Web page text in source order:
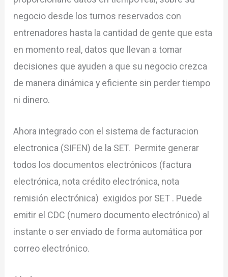
negocio desde los turnos reservados con
entrenadores hasta la cantidad de gente que esta
en momento real, datos que llevan a tomar
decisiones que ayuden a que su negocio crezca
de manera dinámica y eficiente sin perder tiempo
ni dinero.
Ahora integrado con el sistema de facturacion
electronica (SIFEN) de la SET. Permite generar
todos los documentos electrónicos (factura
electrónica, nota crédito electrónica, nota
remisión electrónica) exigidos por SET . Puede
emitir el CDC (numero documento electrónico) al
instante o ser enviado de forma automática por
correo electrónico.